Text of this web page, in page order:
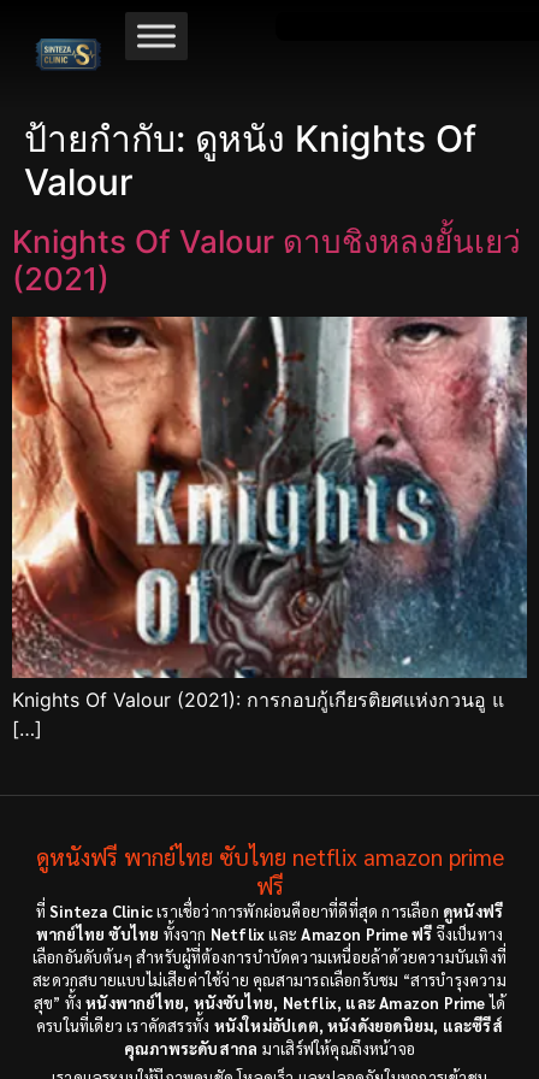
ป้ายกำกับ: ดูหนัง Knights Of
Valour
Knights Of Valour ดาบชิงหลงยั้นเยว่
(2021)
Knights Of Valour (2021): การกอบกู้เกียรติยศแห่งกวนอู แ
[…]
ดูหนังฟรี พากย์ไทย ซับไทย netflix amazon prime
ฟรี
ที่Sinteza Clinicเราเชื่อว่าการพักผ่อนคือยาที่ดีที่สุด การเลือก ดูหนังฟรี
พากย์ไทย ซับไทย ทั้งจาก NetflixและAmazon Prime ฟรี จึงเป็นทาง
เลือกอันดับต้นๆ สำหรับผู้ที่ต้องการบำบัดความเหนื่อยล้าด้วยความบันเทิงที่
สะดวกสบายแบบไม่เสียค่าใช้จ่าย คุณสามารถเลือกรับชม “สารบำรุงความ
สุข” ทั้งหนังพากย์ไทย, หนังซับไทย, Netflix, และ Amazon Primeได้
ครบในที่เดียว เราคัดสรรทั้ง หนังใหม่อัปเดต, หนังดังยอดนิยม, และซีรีส์
คุณภาพระดับสากล มาเสิร์ฟให้คุณถึงหน้าจอ